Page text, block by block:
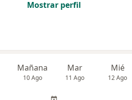
Mostrar perfil
Mañana
10 Ago
Mar
11 Ago
Mié
12 Ago